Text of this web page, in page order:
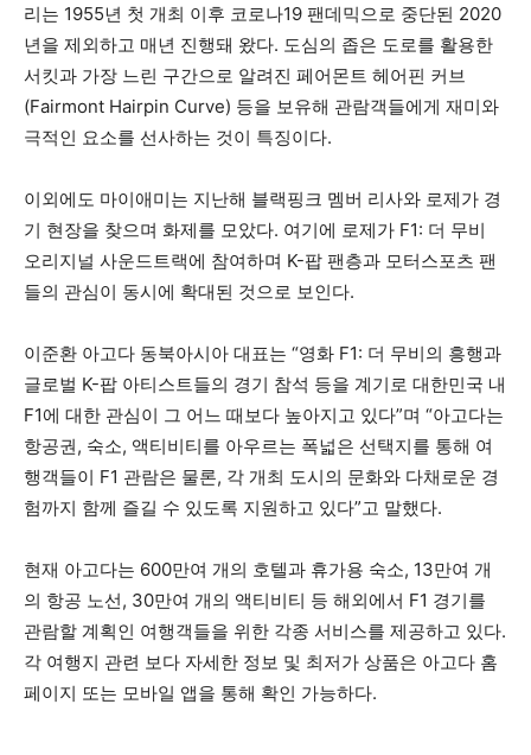
리는 1955년 첫 개최 이후 코로나19 팬데믹으로 중단된 2020
년을 제외하고 매년 진행돼 왔다. 도심의 좁은 도로를 활용한
서킷과 가장 느린 구간으로 알려진 페어몬트 헤어핀 커브
(Fairmont Hairpin Curve) 등을 보유해 관람객들에게 재미와
극적인 요소를 선사하는 것이 특징이다.
이외에도 마이애미는 지난해 블랙핑크 멤버 리사와 로제가 경
기 현장을 찾으며 화제를 모았다. 여기에 로제가 F1: 더 무비
오리지널 사운드트랙에 참여하며 K-팝 팬층과 모터스포츠 팬
들의 관심이 동시에 확대된 것으로 보인다.
이준환 아고다 동북아시아 대표는 “영화 F1: 더 무비의 흥행과
글로벌 K-팝 아티스트들의 경기 참석 등을 계기로 대한민국 내
F1에 대한 관심이 그 어느 때보다 높아지고 있다”며 “아고다는
항공권, 숙소, 액티비티를 아우르는 폭넓은 선택지를 통해 여
행객들이 F1 관람은 물론, 각 개최 도시의 문화와 다채로운 경
험까지 함께 즐길 수 있도록 지원하고 있다”고 말했다.
현재 아고다는 600만여 개의 호텔과 휴가용 숙소, 13만여 개
의 항공 노선, 30만여 개의 액티비티 등 해외에서 F1 경기를
관람할 계획인 여행객들을 위한 각종 서비스를 제공하고 있다.
각 여행지 관련 보다 자세한 정보 및 최저가 상품은 아고다 홈
페이지 또는 모바일 앱을 통해 확인 가능하다.